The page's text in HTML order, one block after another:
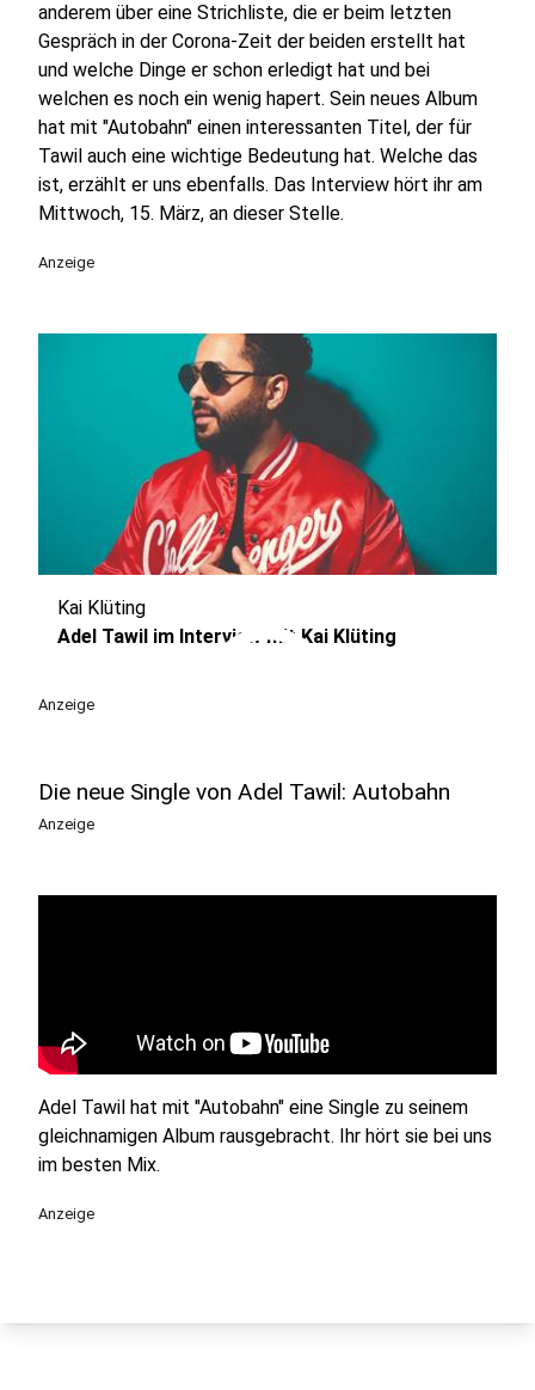
anderem über eine Strichliste, die er beim letzten
Gespräch in der Corona-Zeit der beiden erstellt hat
und welche Dinge er schon erledigt hat und bei
welchen es noch ein wenig hapert. Sein neues Album
hat mit "Autobahn" einen interessanten Titel, der für
Tawil auch eine wichtige Bedeutung hat. Welche das
ist, erzählt er uns ebenfalls. Das Interview hört ihr am
Mittwoch, 15. März, an dieser Stelle.
Anzeige
play_circle
Kai Klüting
Adel Tawil im Interview mit Kai Klüting
Anzeige
Die neue Single von Adel Tawil: Autobahn
Anzeige
Adel Tawil hat mit "Autobahn" eine Single zu seinem
gleichnamigen Album rausgebracht. Ihr hört sie bei uns
im besten Mix.
Anzeige